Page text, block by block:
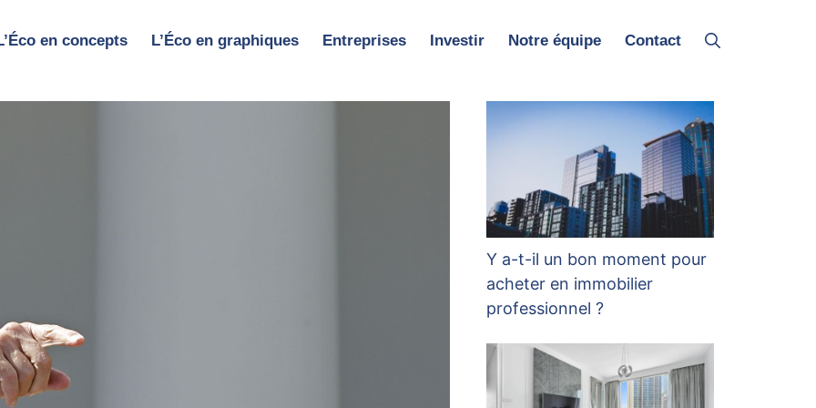
en concepts L’Éco en graphiques Entreprises Investir Notre équipe Contact
Y a-t-il un bon moment pour
acheter en immobilier
professionnel ?